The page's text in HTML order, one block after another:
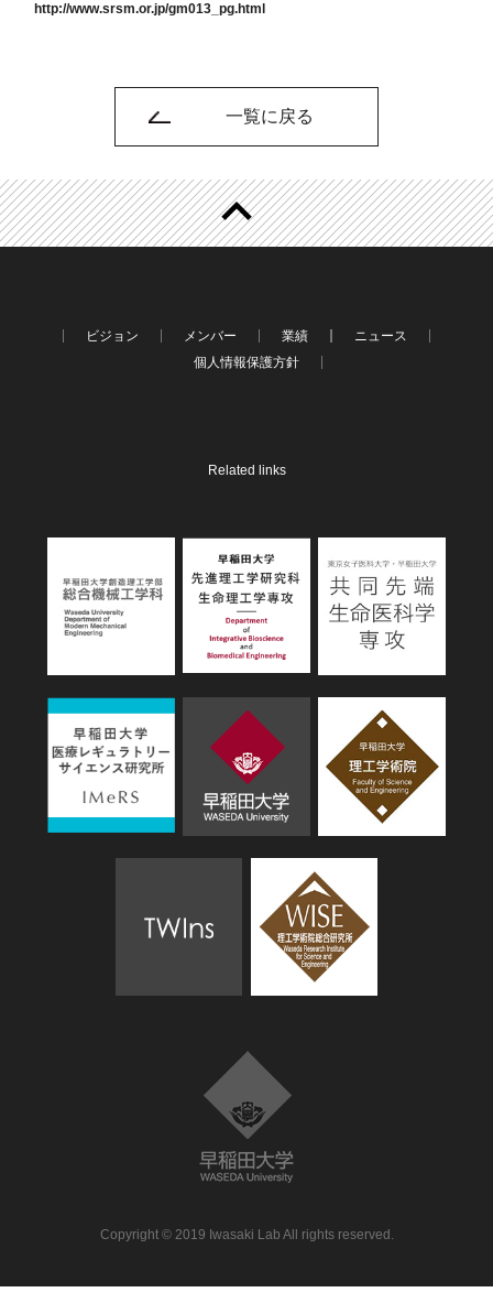
http://www.srsm.or.jp/gm013_pg.html
一覧に戻る
ビジョン メンバー 業績
ニュース
個人情報保護方針
Related links
Copyright © 2019 Iwasaki Lab All rights reserved.